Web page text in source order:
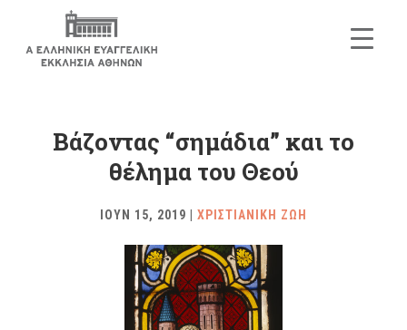
Βάζοντας “σημάδια” και το
θέλημα του Θεού
ΙΟΥΝ 15, 2019 ΧΡΙΣΤΙΑΝΙΚΗ ΖΩΗ